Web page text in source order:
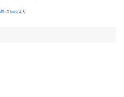
に kero より